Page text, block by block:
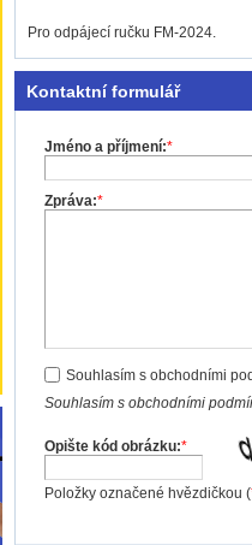
Pro odpájecí ručku FM-2024.
Kontaktní formulář
Jméno a příjmení:*
Zpráva:*
Souhlasím s obchodními
Souhlasím s obchodními
Opište kód obrázku:*
Položky označené hvězdičkou (